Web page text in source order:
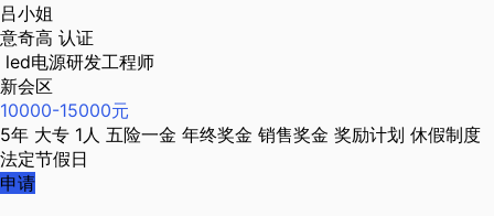
吕小姐
意奇高 认证
led电源研发工程师
新会区
10000-15000元
5年 大专 1人 五险一金 年终奖金 销售奖金 奖励计划 休假制度
法定节假日
申请